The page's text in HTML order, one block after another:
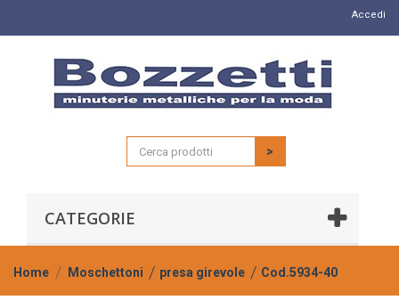
Accedi
>
CATEGORIE
Home Moschettoni presa girevole Cod.5934-40